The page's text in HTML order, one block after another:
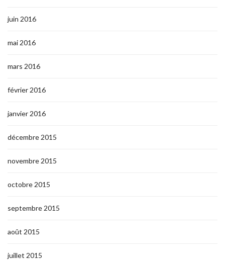
juin 2016
mai 2016
mars 2016
février 2016
janvier 2016
décembre 2015
novembre 2015
octobre 2015
septembre 2015
août 2015
juillet 2015